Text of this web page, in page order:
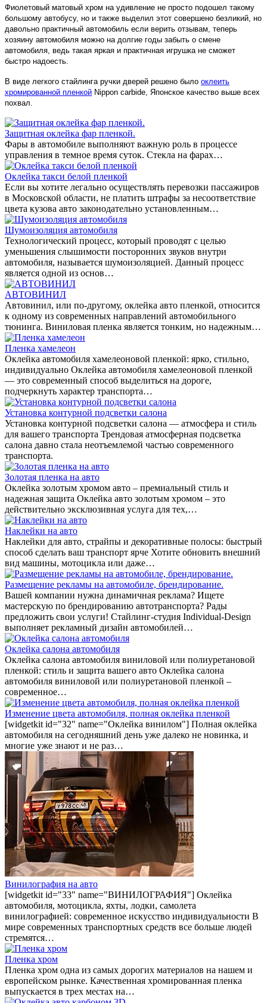
Фиолетовый матовый хром на удивление не просто подошел такому
большому автобусу, но и также выделил этот совершено безликий, но
давольно практичный автомобиль если верить отзывам, теперь
хозяину автомобиля можно на долгие годы забыть о смене
автомобиля, ведь такая яркая и практичная игрушка не сможет
быстро надоесть.
В виде легкого стайлинга ручки дверей решено было оклеить
хромированной пленкой Nippon carbide, Японское качество выше всех
похвал.
Защитная оклейка фар пленкой.
Фары в автомобиле выполняют важную роль в процессе
управления в темное время суток. Стекла на фарах…
Оклейка такси белой пленкой
Если вы хотите легально осуществлять перевозки пассажиров
в Московской области, не платить штрафы за несоответствие
цвета кузова авто законодательно установленным…
Шумоизоляция автомобиля
Технологический процесс, который проводят с целью
уменьшения слышимости посторонних звуков внутри
автомобиля, называется шумоизоляцией. Данный процесс
является одной из основ…
АВТОВИНИЛ
Автовинил, или по-другому, оклейка авто пленкой, относится
к одному из современных направлений автомобильного
тюнинга. Виниловая пленка является тонким, но надежным…
Пленка хамелеон
Оклейка автомобиля хамелеоновой пленкой: ярко, стильно,
индивидуально Оклейка автомобиля хамелеоновой пленкой
— это современный способ выделиться на дороге,
подчеркнуть характер транспорта…
Установка контурной подсветки салона
Установка контурной подсветки салона — атмосфера и стиль
для вашего транспорта Трендовая атмосферная подсветка
салона давно стала неотъемлемой частью современного
транспорта.
Золотая пленка на авто
Оклейка золотым хромом авто – премиальный стиль и
надежная защита Оклейка авто золотым хромом – это
действительно эксклюзивная услуга для тех,…
Наклейки на авто
Наклейки для авто, страйпы и декоративные полосы: быстрый
способ сделать ваш транспорт ярче Хотите обновить внешний
вид машины, мотоцикла или даже…
Размещение рекламы на автомобиле, брендирование.
Вашей компании нужна динамичная реклама? Ищете
мастерскую по брендированию автотранспорта? Рады
предложить свои услуги! Стайлинг-студия Individual-Design
выполняет рекламный дизайн автомобилей…
Оклейка салона автомобиля
Оклейка салона автомобиля виниловой или полиуретановой
пленкой: стиль и защита вашего авто Оклейка салона
автомобиля виниловой или полиуретановой пленкой –
современное…
Изменение цвета автомобиля, полная оклейка пленкой
[widgetkit id="32" name="Оклейка винилом"] Полная оклейка
автомобиля на сегодняшний день уже далеко не новинка, и
многие уже знают и не раз…
Винилография на авто
[widgetkit id="33" name="ВИНИЛОГРАФИЯ"] Оклейка
автомобиля, мотоцикла, яхты, лодки, самолета
винилографией: современное искусство индивидуальности В
мире современных транспортных средств все больше людей
стремятся…
Пленка хром
Пленка хром одна из самых дорогих материалов на нашем и
европейском рынке. Качественная хромированная пленка
выпускается в трех местах на…